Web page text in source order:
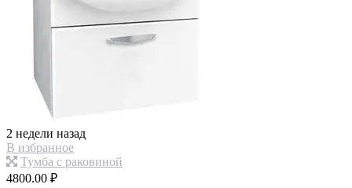
2 недели назад
В избранное
Тумба с раковиной
4800.00 ₽